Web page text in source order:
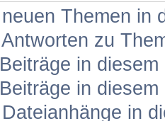
neuen Themen in
Antworten zu
in
in
Dateianhänge in